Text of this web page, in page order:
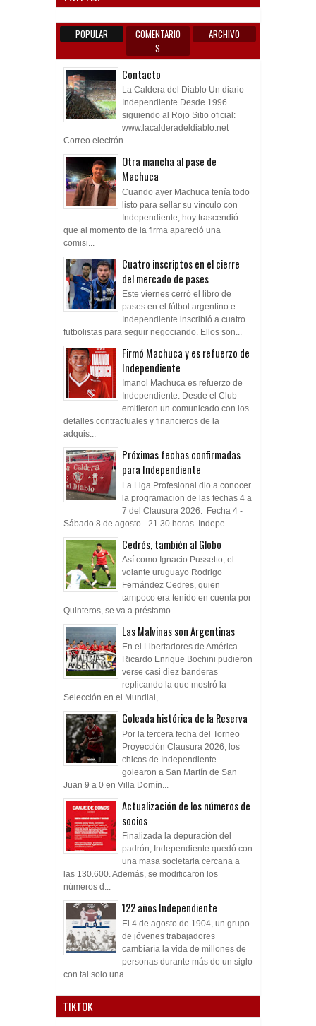
POPULAR
COMENTARIO
S
ARCHIVO
Contacto
La Caldera del Diablo Un diario
Independiente Desde 1996
siguiendo al Rojo Sitio oficial:
www.lacalderadeldiablo.net
Correo electrón...
Otra mancha al pase de
Machuca
Cuando ayer Machuca tenía todo
listo para sellar su vínculo con
Independiente, hoy trascendió
que al momento de la firma apareció una
comisi...
Cuatro inscriptos en el cierre
del mercado de pases
Este viernes cerró el libro de
pases en el fútbol argentino e
Independiente inscribió a cuatro
futbolistas para seguir negociando. Ellos son...
Firmó Machuca y es refuerzo de
Independiente
Imanol Machuca es refuerzo de
Independiente. Desde el Club
emitieron un comunicado con los
detalles contractuales y financieros de la
adquis...
Próximas fechas confirmadas
para Independiente
La Liga Profesional dio a conocer
la programacion de las fechas 4 a
7 del Clausura 2026. Fecha 4 -
Sábado 8 de agosto - 21.30 horas Indepe...
Cedrés, también al Globo
Así como Ignacio Pussetto, el
volante uruguayo Rodrigo
Fernández Cedres, quien
tampoco era tenido en cuenta por
Quinteros, se va a préstamo ...
Las Malvinas son Argentinas
En el Libertadores de América
Ricardo Enrique Bochini pudieron
verse casi diez banderas
replicando la que mostró la
Selección en el Mundial,...
Goleada histórica de la Reserva
Por la tercera fecha del Torneo
Proyección Clausura 2026, los
chicos de Independiente
golearon a San Martín de San
Juan 9 a 0 en Villa Domín...
Actualización de los números de
socios
Finalizada la depuración del
padrón, Independiente quedó con
una masa societaria cercana a
las 130.600. Además, se modificaron los
números d...
122 años Independiente
El 4 de agosto de 1904, un grupo
de jóvenes trabajadores
cambiaría la vida de millones de
personas durante más de un siglo
con tal solo una ...
TIKTOK